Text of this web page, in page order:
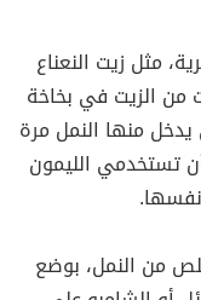
مثل زيت النعناع
فقط ضعي 10 قطرات من الزيت في بخاخة
منها النمل مرة
تستخدمي الليمون
نفسها.
من النمل، بوضع